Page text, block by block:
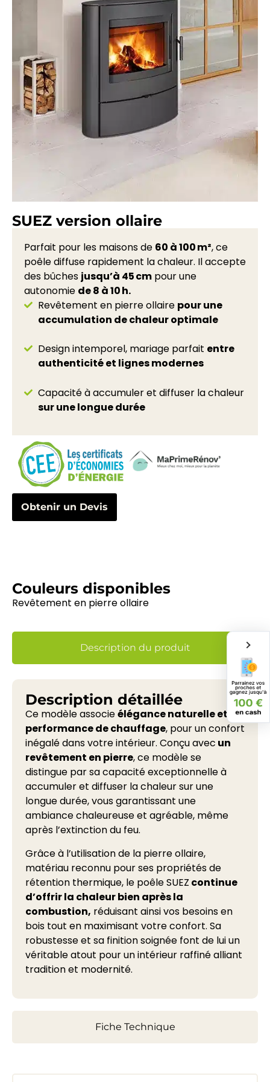
SUEZ version ollaire
Parfait pour les maisons de 60 à 100 m², ce
poêle diffuse rapidement la chaleur. Il accepte
des bûches jusqu’à 45 cm pour une
autonomie de 8 à 10 h.
Revêtement en pierre ollaire pour une
accumulation de chaleur optimale
Design intemporel, mariage parfait entre
authenticité et lignes modernes
Capacité à accumuler et diffuser la chaleur
sur une longue durée
Obtenir un Devis
Couleurs disponibles
Revêtement en pierre ollaire
Description du produit
Fiche Technique
Description détaillée
Ce modèle associeélégance naturelle et
performance de chauffage, pour un confort
inégalé dans votre intérieur. Conçu avec un
revêtement en pierre, ce modèle se
distingue par sa capacité exceptionnelle à
accumuler et diffuser la chaleur sur une
longue durée, vous garantissant une
ambiance chaleureuse et agréable, même
après l’extinction du feu.
Grâce à l’utilisation de la pierre ollaire,
matériau reconnu pour ses propriétés de
rétention thermique, le poêle SUEZ continue
d’offrir la chaleur bien après la
combustion, réduisant ainsi vos besoins en
bois tout en maximisant votre confort. Sa
robustesse et sa finition soignée font de lui un
véritable atout pour un intérieur raffiné alliant
tradition et modernité.